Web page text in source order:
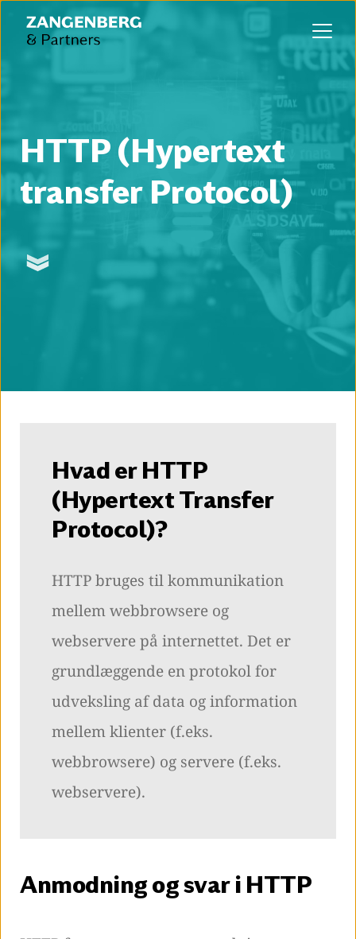
HTTP (Hypertext
transfer Protocol)
Hvad er HTTP
(Hypertext Transfer
Protocol)?
HTTP bruges til kommunikation
mellem webbrowsere og
webservere på internettet. Det er
grundlæggende en protokol for
udveksling af data og information
mellem klienter (f.eks.
webbrowsere) og servere (f.eks.
webservere).
Anmodning og svar i HTTP